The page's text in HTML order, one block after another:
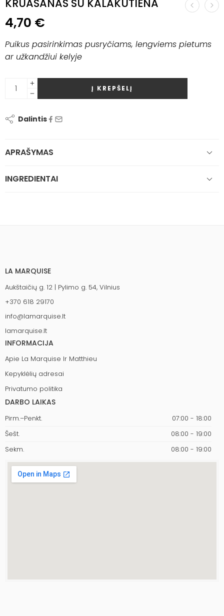
KRUASANAS SU KALAKUTIENA
4,70 €
Puikus pasirinkimas pusryčiams, lengviems pietums
ar užkandžiui kelyje
Į KREPŠELĮ
Dalintis
APRAŠYMAS
INGREDIENTAI
LA MARQUISE
Aukštaičių g. 12 | Pylimo g. 54, Vilnius
+370 618 29170
info@lamarquise.lt
lamarquise.lt
INFORMACIJA
Apie La Marquise Ir Matthieu
Kepyklėlių adresai
Privatumo politika
DARBO LAIKAS
Pirm.–Penkt.
07:00 - 18:00
Šešt.
08:00 - 19:00
Sekm.
08:00 - 19:00